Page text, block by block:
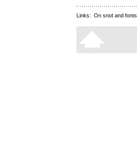
Links: On snot and fonts